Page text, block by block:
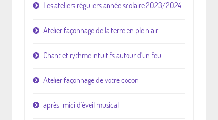
Les ateliers réguliers année scolaire 2023/2024
Atelier façonnage de la terre en plein air
Chant et rythme intuitifs autour d'un feu
Atelier façonnage de votre cocon
après-midi d'éveil musical